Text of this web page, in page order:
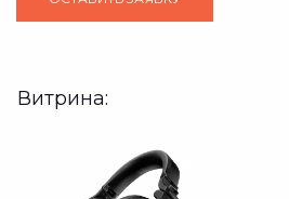
Витрина: